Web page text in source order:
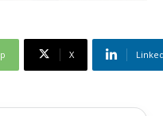
X